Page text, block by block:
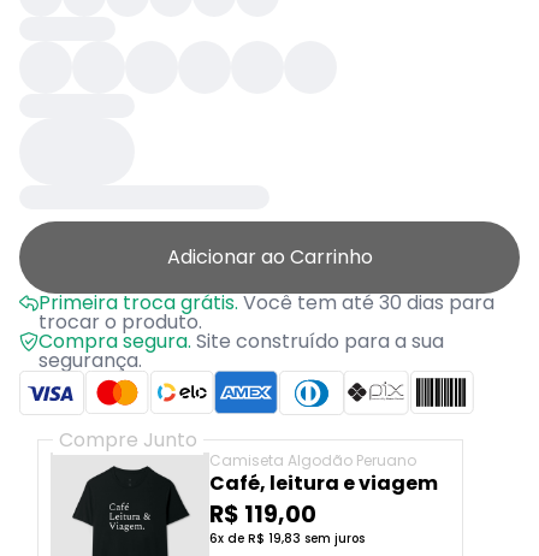
Adicionar ao Carrinho
Primeira troca grátis.Você tem até 30 dias para
trocar o produto.
Compra segura. Site construído para a sua
segurança.
Compre Junto
Camiseta Algodão Peruano
Café, leitura e viagem
R$ 119,00
6x de R$ 19,83 sem juros